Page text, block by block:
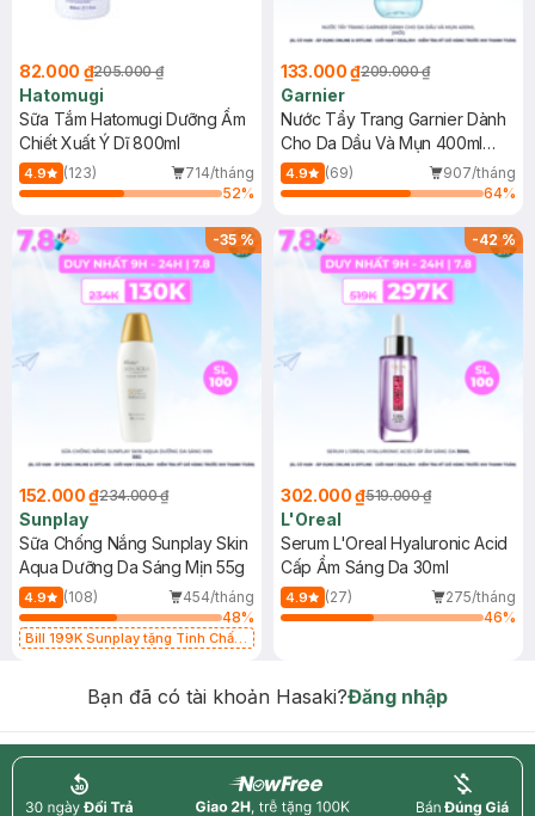
82.000 ₫205.000 ₫
Hatomugi
Sữa Tắm Hatomugi Dưỡng Ẩm
Chiết Xuất Ý Dĩ 800ml
4.9 (123)
714/tháng
52%
133.000 ₫209.000 ₫
Garnier
Nước Tẩy Trang Garnier Dành
Cho Da Dầu Và Mụn 400ml
(Mới)
4.9 (69)
907/tháng
64%
-35%
152.000 ₫234.000 ₫
Sunplay
Sữa Chống Nắng Sunplay Skin
Aqua Dưỡng Da Sáng Mịn 55g
4.9 (108)
454/tháng
48%
Bill 199K Sunplay tặng Tinh Chất
-42%
302.000 ₫519.000 ₫
L'Oreal
Serum L'Oreal Hyaluronic Acid
Cấp Ẩm Sáng Da 30ml
4.9 (27)
275/tháng
46%
Bạn đã có tài khoản Hasaki?Đăng nhập